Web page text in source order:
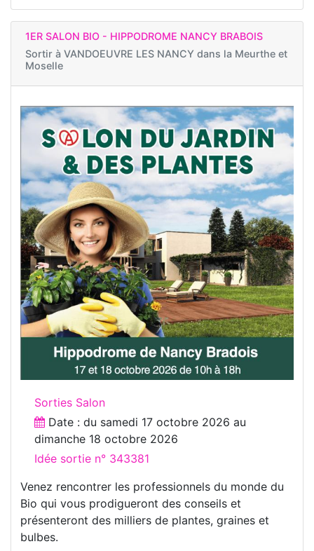
1ER SALON BIO - HIPPODROME NANCY BRABOIS
Sortir à VANDOEUVRE LES NANCY dans la Meurthe et
Moselle
Sorties Salon
Date : du samedi 17 octobre 2026 au
dimanche 18 octobre 2026
Idée sortie n° 343381
Venez rencontrer les professionnels du monde du
Bio qui vous prodigueront des conseils et
présenteront des milliers de plantes, graines et
bulbes.